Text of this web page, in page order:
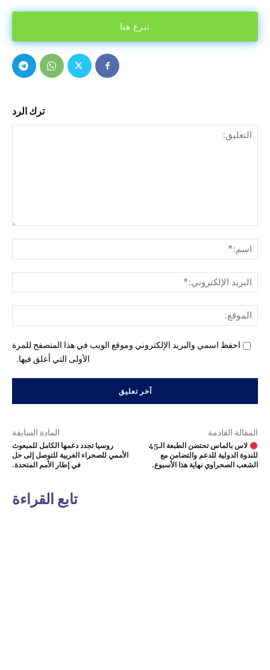
تبرع هنا
ترك الرد
احفظ اسمي والبريد الإلكتروني وموقع الويب في هذا المتصفح للمرة
الأولى التي أعلق فيها.
المادة السابقة
روسيا تجدد دعمها الكامل للمبعوث
الأممي للصحراء الغربية للتوصل إلى حل
في إطار الأمم المتحدة.
المقالة القادمة
لاس بالماس تحتضن الطبعة الـ45
للندوة الدولية للدعم والتضامن مع
الشعب الصحراوي نهاية هذا الأسبوع.
تابع القراءة